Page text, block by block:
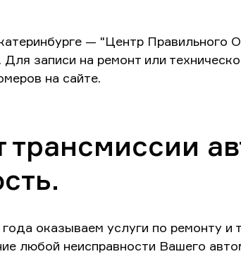
— "Центр Правильного
Для записи на ремонт или
на сайте.
трансмиссии
оказываем услуги по ремонту
любой неисправности Вашего